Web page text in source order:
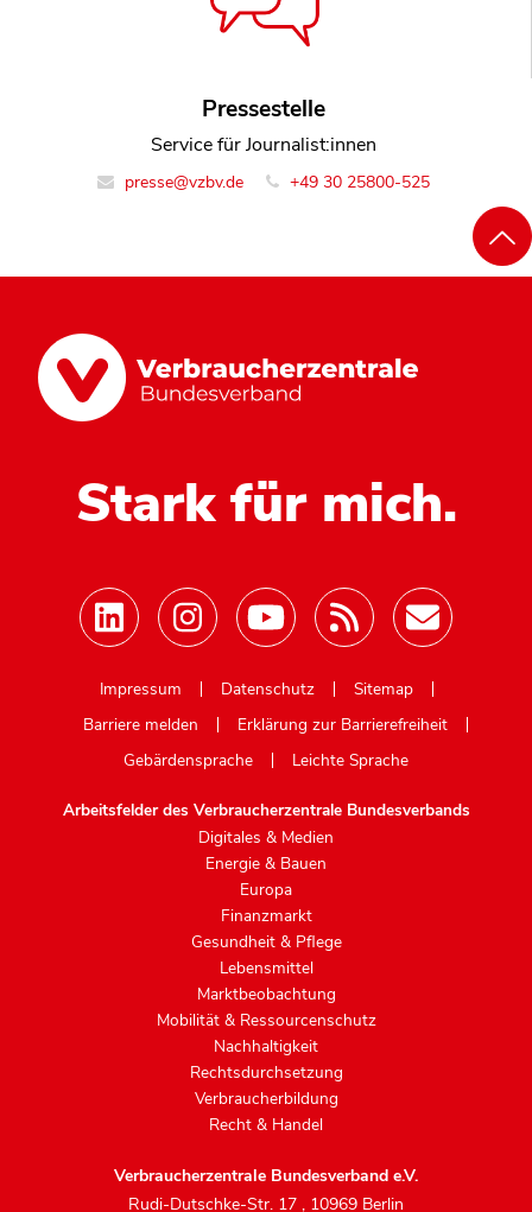
Pressestelle
Service für Journalist:innen
presse@vzbv.de +49 30 25800-525
Stark für mich.
Impressum
Datenschutz
Sitemap
Barriere melden
Erklärung zur Barrierefreiheit
Gebärdensprache
Leichte Sprache
Arbeitsfelder des Verbraucherzentrale Bundesverbands
Digitales & Medien
Energie & Bauen
Europa
Finanzmarkt
Gesundheit & Pflege
Lebensmittel
Marktbeobachtung
Mobilität & Ressourcenschutz
Nachhaltigkeit
Rechtsdurchsetzung
Verbraucherbildung
Recht & Handel
Verbraucherzentrale Bundesverband e.V.
Rudi-Dutschke-Str. 17 , 10969 Berlin